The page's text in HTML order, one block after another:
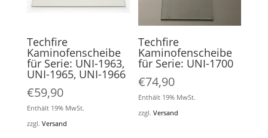
Techfire
Kaminofenscheibe
für Serie: UNI-1963,
UNI-1965, UNI-1966
€59,90
Enthält 19% MwSt.
zzgl. Versand
Techfire
Kaminofenscheibe
für Serie: UNI-1700
€74,90
Enthält 19% MwSt.
zzgl.Versand